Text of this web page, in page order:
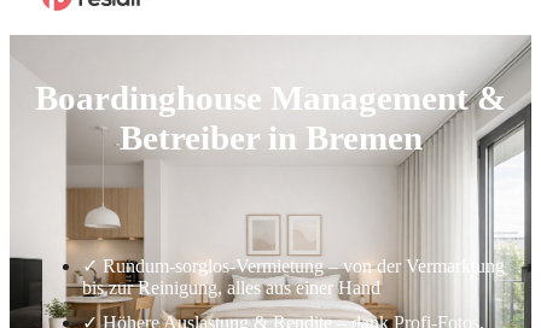
Boardinghouse Management &
Betreiber in Bremen
✓ Rundum-sorglos-Vermietung – von der Vermarktung
bis zur Reinigung, alles aus einer Hand
✓ Höhere Auslastung & Rendite – dank Profi-Fotos,